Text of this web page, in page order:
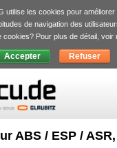
utilise les cookies pour
de navigation des
cookies? Pour plus de détail, voir
ABS / ESP /